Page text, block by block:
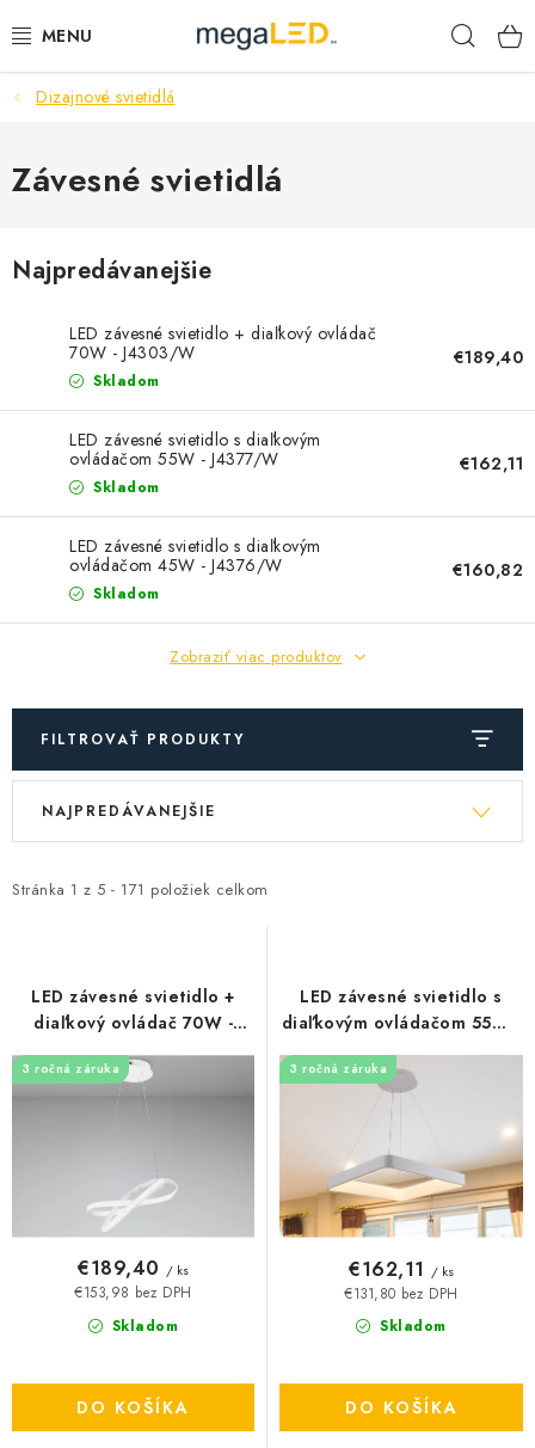
na
PRIEMYSEL
SVIETIDLÁ
PRACOVNÉ SVIETIDLÁ
ELEKTROMATERIÁL
VENTILÁTORY
SAMSUNG SVIETIDLÁ
SOLÁRNE SYSTÉMY
SEZÓNNE VÝPREDAJE POĽNOPOTREBY
DOM A ZÁHRADA
KONTAKTY
O NÁS - MEGALED & JANTON ZÁKAMENNÉ
O nás - MEGALED & JANTON Zákamenné
Zľavy pre profíkov
Hodnotenie obchodu Moja objednávka
Dizajnové svietidlá
Závesné svietidlá
Najpredávanejšie
LED závesné svietidlo + diaľkový ovládač
70W - J4303/W
Skladom
€189,40
LED závesné svietidlo s diaľkovým
ovládačom 55W - J4377/W
Skladom
€162,11
LED závesné svietidlo s diaľkovým
ovládačom 45W - J4376/W
Skladom
€160,82
Zobraziť viac produktov
FILTROVAŤ PRODUKTY
V
i
d
u
v
Stránka 1 z 5 - 171 položiek celkom
R
e
r
o
t
NAJPREDÁVANEJŠIE
LED závesné svietidlo +
diaľkový ovládač 70W -
J4303/W
3 ročná záruka
Skladom
€153,98 bez DPH
€189,40 / ks
DO KOŠÍKA
LED závesné svietidlo s
diaľkovým ovládačom 55W -
J4377/W
3 ročná záruka
Skladom
€131,80 bez DPH
€162,11 / ks
DO KOŠÍKA